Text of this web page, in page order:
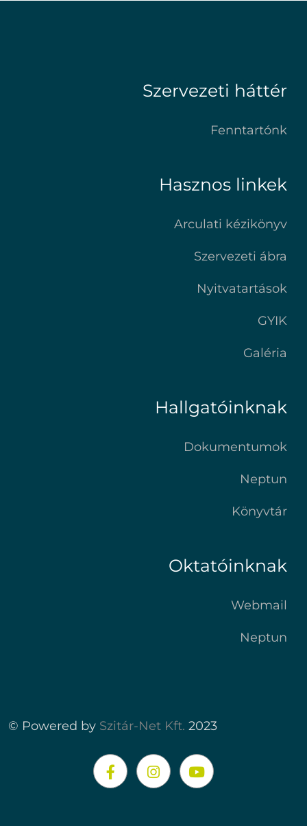
Szervezeti háttér
Fenntartónk
Hasznos linkek
Arculati kézikönyv
Szervezeti ábra
Nyitvatartások
GYIK
Galéria
Hallgatóinknak
Dokumentumok
Neptun
Könyvtár
Oktatóinknak
Webmail
Neptun
© Powered by Szitár-Net Kft. 2023